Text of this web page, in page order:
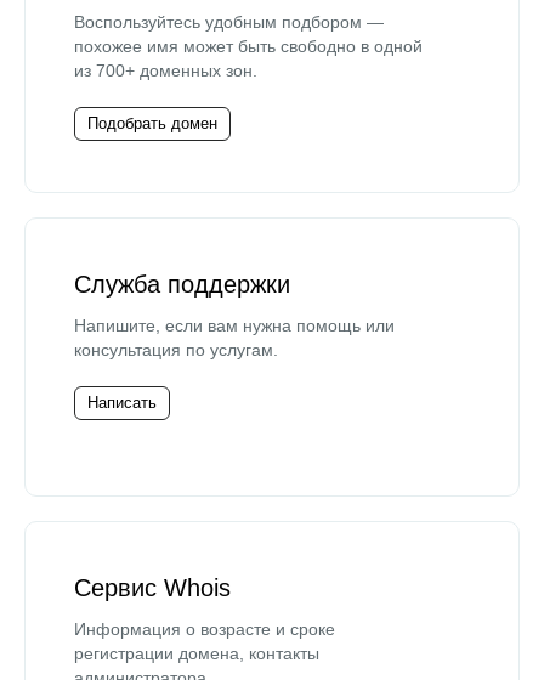
Воспользуйтесь удобным подбором —
похожее имя может быть свободно в одной
из 700+ доменных зон.
Подобрать домен
Служба поддержки
Напишите, если вам нужна помощь или
консультация по услугам.
Написать
Сервис Whois
Информация о возрасте и сроке
регистрации домена, контакты